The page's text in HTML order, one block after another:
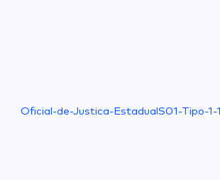
Oficial-de-Justica-EstadualS01-Tipo-1-1